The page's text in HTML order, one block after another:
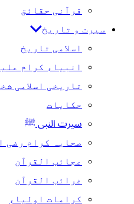
قرآنی حقائق
سیرت و تاریخ
اسلامی تاریخ
انبیاء کرام
تاریخی اسلامی
حکایات
سیرت النبی ﷺ
صحابہ کرام رضی
عجائب القرآن
غرائب القرآن
کرامات اولیاء